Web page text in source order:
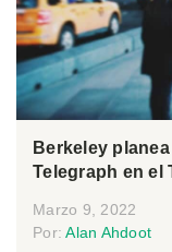
Berkeley
Telegraph en el
Marzo 9, 2022
Por:Alan Ahdoot